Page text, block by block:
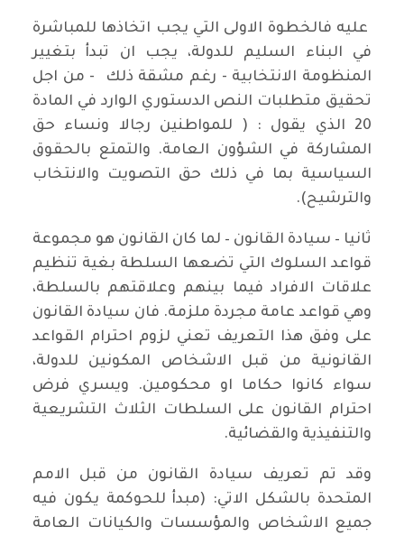
عليه فالخطوة الاولى التي يجب اتخاذها للمباشرة
في البناء السليم للدولة، يجب ان تبدأ بتغيير
المنظومة الانتخابية - رغم مشقة ذلك - من اجل
تحقيق متطلبات النص الدستوري الوارد في المادة
20 الذي يقول : ( للمواطنين رجالا ونساء حق
المشاركة في الشؤون العامة. والتمتع بالحقوق
السياسية بما في ذلك حق التصويت والانتخاب
والترشيح).
ثانيا – سيادة القانون – لما كان القانون هو مجموعة
قواعد السلوك التي تضعها السلطة بغية تنظيم
علاقات الافراد فيما بينهم وعلاقتهم بالسلطة،
وهي قواعد عامة مجردة ملزمة. فان سيادة القانون
على وفق هذا التعريف تعني لزوم احترام القواعد
القانونية من قبل الاشخاص المكونين للدولة،
سواء كانوا حكاما او محكومين. ويسري فرض
احترام القانون على السلطات الثلاث التشريعية
والتنفيذية والقضائية.
وقد تم تعريف سيادة القانون من قبل الامم
المتحدة بالشكل الاتي: (مبدأ للحوكمة يكون فيه
جميع الاشخاص والمؤسسات والكيانات العامة